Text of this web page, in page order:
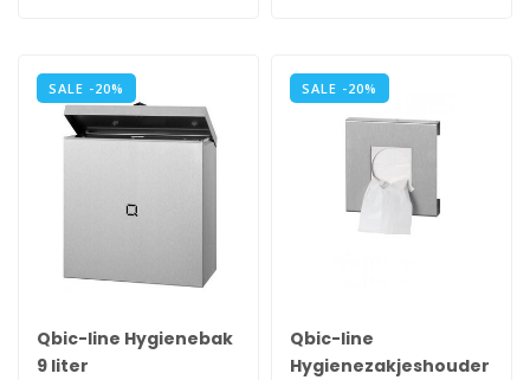
SALE -20%
Qbic-line Hygienebak
9 liter
SALE -20%
Qbic-line
Hygienezakjeshouder